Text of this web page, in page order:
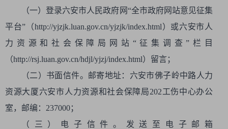
（一）登录六安市人民政府网“全市政府网站意见征集
平台”（http://yjzjk.luan.gov.cn/yjzjk/index.html）或六安市人
力资源和社会保障局网站“征集调查”栏目
（http://rsj.luan.gov.cn/hdjl/yjzj/index.html）留言；
（二）书面信件。邮寄地址：六安市佛子岭中路人力
资源大厦六安市人力资源和社会保障局202工伤中心办公
室，邮编：237000；
（三）电子信件。发送至电子邮箱